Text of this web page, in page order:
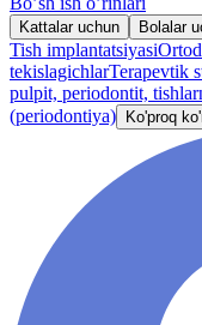
Kattalar uchun Bolalar
Tish implantatsiyasi
tekislagichlarTerapevtik
pulpit, periodontit,
(periodontiya)
Ko'proq